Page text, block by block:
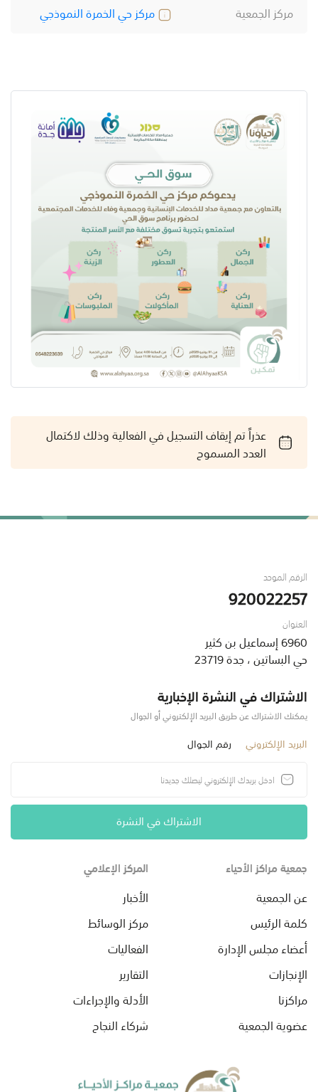
مركز الجمعية
مركز حي الخمرة النموذجي
عذراً تم إيقاف التسجيل في الفعالية وذلك لاكتمال
العدد المسموح
الرقم الموحد
920022257
العنوان
6960 إسماعيل بن كثير
حي البساتين ، جدة 23719
الاشتراك في النشرة الإخبارية
يمكنك الاشتراك عن طريق البريد الإلكتروني أو الجوال
البريد الإلكتروني رقم الجوال
الاشتراك في النشرة
جمعية مراكز الأحياء
عن الجمعية
كلمة الرئيس
أعضاء مجلس الإدارة
الإنجازات
مراكزنا
عضوية الجمعية
المركز الإعلامي
الأخبار
مركز الوسائط
الفعاليات
التقارير
الأدلة والإجراءات
شركاء النجاح